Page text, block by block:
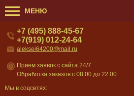
МЕНЮ
+7 (495) 888-45-67
+7(919) 012-24-64
aleksei64200@mail.ru
Прием заявок с сайта 24/7
Обработка заказов с 08:00 до 22:00
Мы в соцсетях: